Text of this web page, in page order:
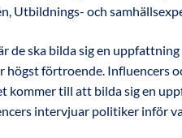
Utbildnings- och
de ska bilda sig en
högst förtroende. Influencers
kommer till att bilda sig en
intervjuar politiker inför